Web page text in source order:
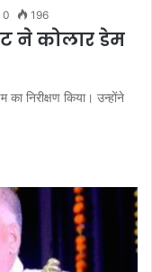
0 196
ने कोलार डेम
निरीक्षण किया। उन्होंने